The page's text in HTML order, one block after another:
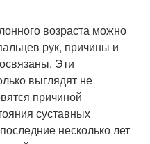
возраста можно
рук, причины и
Эти
выглядят не
причиной
суставных
несколько лет